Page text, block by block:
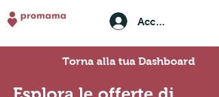
Accedi
Torna alla tua Dashboard